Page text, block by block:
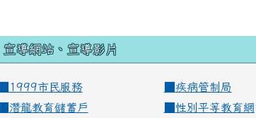
宣導網站、宣導影片
■1999市民服務 疾病管制局
潛龍教育儲蓄戶 性別平等教育網